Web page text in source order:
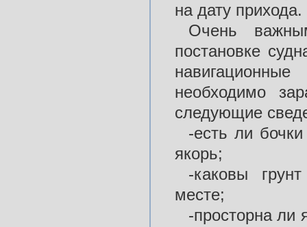
на дату прихода.
Очень
постановке
необходимо
следующие
-есть ли
якорь;
-каковы
месте;
-просторна ли